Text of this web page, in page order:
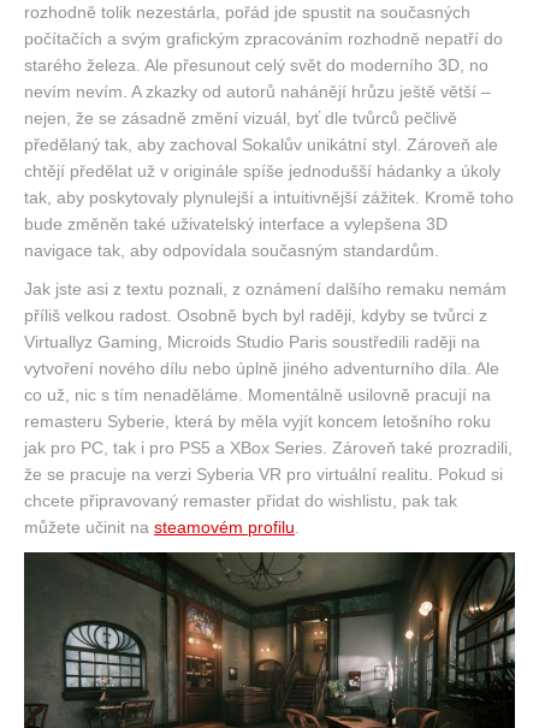
rozhodně tolik nezestárla, pořád jde spustit na současných
počítačích a svým grafickým zpracováním rozhodně nepatří do
starého železa. Ale přesunout celý svět do moderního 3D, no
nevím nevím. A zkazky od autorů nahánějí hrůzu ještě větší –
nejen, že se zásadně změní vizuál, byť dle tvůrců pečlivě
předělaný tak, aby zachoval Sokalův unikátní styl. Zároveň ale
chtějí předělat už v originále spíše jednodušší hádanky a úkoly
tak, aby poskytovaly plynulejší a intuitivnější zážitek. Kromě toho
bude změněn také uživatelský interface a vylepšena 3D
navigace tak, aby odpovídala současným standardům.
Jak jste asi z textu poznali, z oznámení dalšího remaku nemám
příliš velkou radost. Osobně bych byl raději, kdyby se tvůrci z
Virtuallyz Gaming, Microids Studio Paris soustředili raději na
vytvoření nového dílu nebo úplně jiného adventurního díla. Ale
co už, nic s tím nenaděláme. Momentálně usilovně pracují na
remasteru Syberie, která by měla vyjít koncem letošního roku
jak pro PC, tak i pro PS5 a XBox Series. Zároveň také prozradili,
že se pracuje na verzi Syberia VR pro virtuální realitu. Pokud si
chcete připravovaný remaster přidat do wishlistu, pak tak
můžete učinit na steamovém profilu